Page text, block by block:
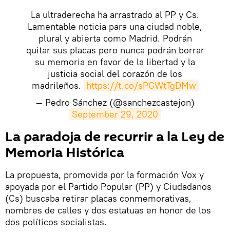
La ultraderecha ha arrastrado al PP y Cs.
Lamentable noticia para una ciudad noble,
plural y abierta como Madrid. Podrán
quitar sus placas pero nunca podrán borrar
su memoria en favor de la libertad y la
justicia social del corazón de los
madrileños. https://t.co/sPGWtTgDMw
— Pedro Sánchez (@sanchezcastejon)
September 29, 2020
La paradoja de recurrir a la Ley de
Memoria Histórica
La propuesta, promovida por la formación Vox y
apoyada por el Partido Popular (PP) y Ciudadanos
(Cs) buscaba retirar placas conmemorativas,
nombres de calles y dos estatuas en honor de los
dos políticos socialistas.